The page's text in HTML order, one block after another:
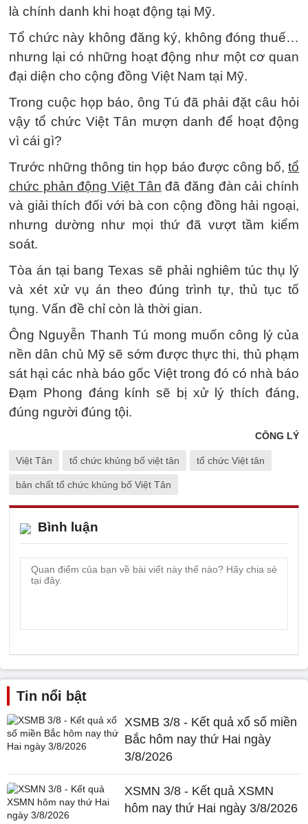
là chính danh khi hoạt động tại Mỹ.
Tổ chức này không đăng ký, không đóng thuế…
nhưng lại có những hoạt động như một cơ quan
đại diện cho cộng đồng Việt Nam tại Mỹ.
Trong cuộc họp báo, ông Tú đã phải đặt câu hỏi
vậy tổ chức Việt Tân mượn danh để hoạt động
vì cái gì?
Trước những thông tin họp báo được công bố, tổ
chức phản động Việt Tân đã đăng đàn cải chính
và giải thích đối với bà con cộng đồng hải ngoại,
nhưng dường như mọi thứ đã vượt tầm kiểm
soát.
Tòa án tại bang Texas sẽ phải nghiêm túc thụ lý
và xét xử vụ án theo đúng trình tự, thủ tục tố
tụng. Vấn đề chỉ còn là thời gian.
Ông Nguyễn Thanh Tú mong muốn công lý của
nền dân chủ Mỹ sẽ sớm được thực thi, thủ phạm
sát hại các nhà báo gốc Việt trong đó có nhà báo
Đạm Phong đáng kính sẽ bị xử lý thích đáng,
đúng người đúng tội.
CÔNG LÝ
Việt Tân tổ chức khủng bố việt tân tổ chức Việt tân
bản chất tổ chức khủng bố Việt Tân
Bình luận
Tin nổi bật
XSMB 3/8 - Kết quả xổ số miền
Bắc hôm nay thứ Hai ngày
3/8/2026
XSMN 3/8 - Kết quả XSMN
hôm nay thứ Hai ngày 3/8/2026